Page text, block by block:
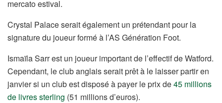
mercato estival.
Crystal Palace serait également un prétendant pour la
signature du joueur formé à l’AS Génération Foot.
Ismaïla Sarr est un joueur important de l’effectif de Watford.
Cependant, le club anglais serait prêt à le laisser partir en
janvier si un club est disposé à payer le prix de45 millions
de livres sterling (51 millions d’euros).